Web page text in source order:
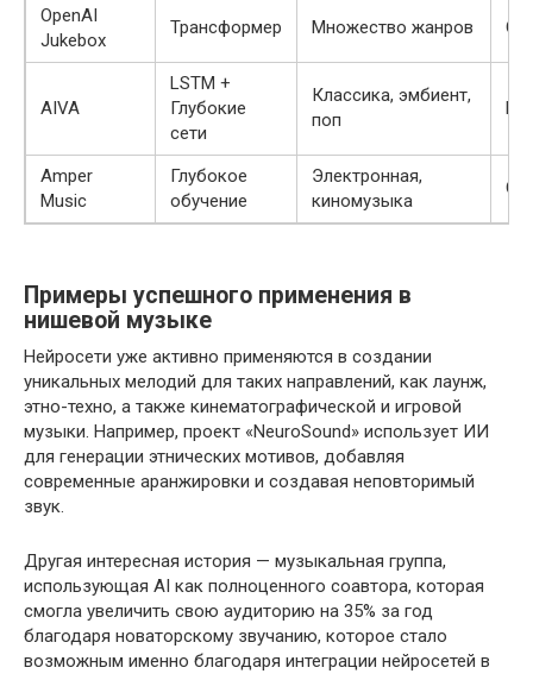
OpenAI
Jukebox
Трансформер Множество жанров
AIVA
LSTM +
Глубокие
сети
Классика, эмбиент,
поп
Amper
Music
Глубокое
обучение
Электронная,
киномузыка
Примеры успешного применения в
нишевой музыке
Нейросети уже активно применяются в создании
уникальных мелодий для таких направлений, как лаунж,
этно-техно, а также кинематографической и игровой
музыки. Например, проект «NeuroSound» использует ИИ
для генерации этнических мотивов, добавляя
современные аранжировки и создавая неповторимый
звук.
Другая интересная история — музыкальная группа,
использующая AI как полноценного соавтора, которая
смогла увеличить свою аудиторию на 35% за год
благодаря новаторскому звучанию, которое стало
возможным именно благодаря интеграции нейросетей в